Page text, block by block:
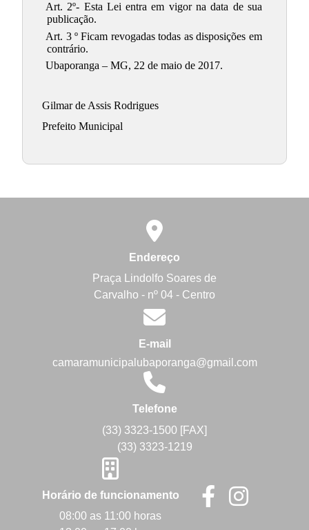
Art. 2º- Esta Lei entra em vigor na data de sua
publicação.
Art. 3 º Ficam revogadas todas as disposições em
contrário.
Ubaporanga – MG, 22 de maio de 2017.
Gilmar de Assis Rodrigues
Prefeito Municipal
Endereço
Praça Lindolfo Soares de
Carvalho - nº 04 - Centro
E-mail
camaramunicipalubaporanga@gmail.com
Telefone
(33) 3323-1500 [FAX]
(33) 3323-1219
Horário de funcionamento
08:00 as 11:00 horas